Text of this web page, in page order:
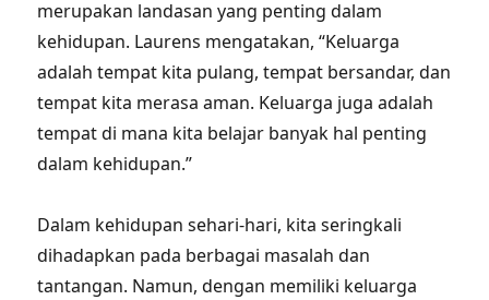
merupakan landasan yang penting dalam
kehidupan. Laurens mengatakan, “Keluarga
adalah tempat kita pulang, tempat bersandar, dan
tempat kita merasa aman. Keluarga juga adalah
tempat di mana kita belajar banyak hal penting
dalam kehidupan.”
Dalam kehidupan sehari-hari, kita seringkali
dihadapkan pada berbagai masalah dan
tantangan. Namun, dengan memiliki keluarga